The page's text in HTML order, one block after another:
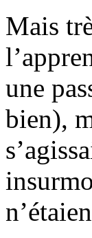
Mais
une
bien),